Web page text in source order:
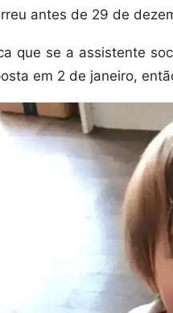
antes de 29 de
que se a assistente
em 2 de janeiro,